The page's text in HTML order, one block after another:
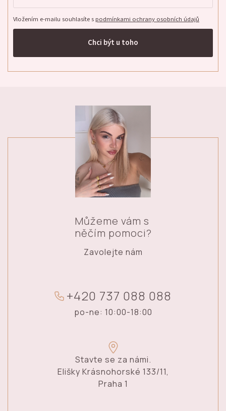
Vložením e-mailu souhlasíte s podmínkami ochrany osobních údajů
Chci být u toho
Můžeme vám s
něčím pomoci?
Zavolejte nám
+420 737 088 088
po-ne: 10:00-18:00
Stavte se za námi.
Elišky Krásnohorské 133/11,
Praha 1